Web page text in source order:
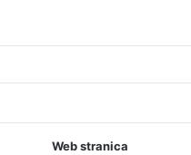
Web stranica